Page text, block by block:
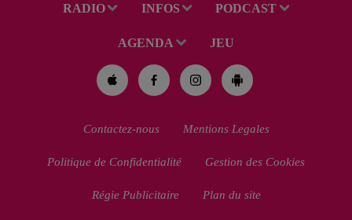
RADIO INFOS PODCAST
AGENDA JEU
Contactez-nous Mentions Legales
Politique de Confidentialité Gestion des Cookies
Régie Publicitaire Plan du site